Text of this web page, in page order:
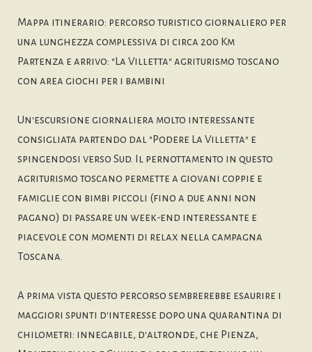
Mappa itinerario: percorso turistico giornaliero per
una lunghezza complessiva di circa 200 Km
Partenza e arrivo: "La Villetta" agriturismo toscano
con area giochi per i bambini
Un'escursione giornaliera molto interessante
consigliata partendo dal "Podere La Villetta" e
spingendosi verso Sud. Il pernottamento in questo
agriturismo toscano permette a giovani coppie e
famiglie con bimbi piccoli (fino a due anni non
pagano) di passare un week-end interessante e
piacevole con momenti di relax nella campagna
Toscana.
A prima vista questo percorso sembrerebbe esaurire i
maggiori spunti d'interesse dopo una quarantina di
chilometri: innegabile, d'altronde, che Pienza,